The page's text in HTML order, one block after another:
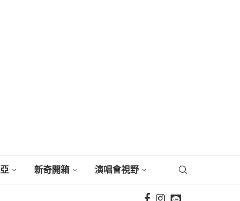
新奇開箱 演唱會視野